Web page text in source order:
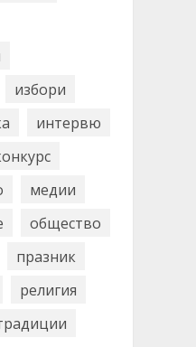
избори
интервю
медии
общество
празник
религия